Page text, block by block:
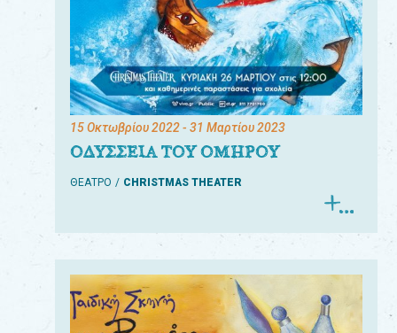
15 Οκτωβρίου 2022- 31 Μαρτίου 2023
ΟΔΥΣΣΕΙΑ ΤΟΥ ΟΜΗΡΟΥ
ΘΕΑΤΡΟ CHRISTMAS THEATER